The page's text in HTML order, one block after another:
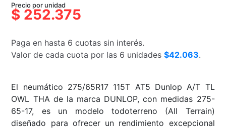
precio
original
$504.750.
precio
actual
$252.375.
Precio por unidad
$ 252.375
Paga en hasta 6 cuotas sin interés.
Valor de cada cuota por las 6 unidades$42.063.
El neumático 275/65R17 115T AT5 Dunlop A/T TL
OWL THA de la marca DUNLOP, con medidas 275-
65-17, es un modelo todoterreno (All Terrain)
diseñado para ofrecer un rendimiento excepcional